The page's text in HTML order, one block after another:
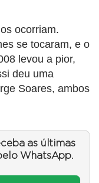
ocorriam.
se tocaram, e o
levou a pior,
deu uma
Soares, ambos
as últimas
WhatsApp.